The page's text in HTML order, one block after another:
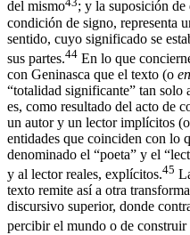
del mismo
; y la suposición
condición de signo, representa
sentido, cuyo significado se
sus partes.44 En lo que
con Geninasca que el texto (o
“totalidad significante” tan solo
es, como resultado del acto de
un autor y un lector implícitos (o
entidades que coinciden con lo
denominado el “poeta” y el
y al lector reales, explícitos.45
texto remite así a otra
discursivo superior, donde
percibir el mundo o de construir